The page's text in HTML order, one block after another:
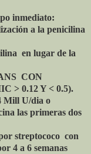
inmediato:
a la penicilina
en lugar de la
CON
> 0.12 Y < 0.5).
Mill U/dia o
las primeras dos
streptococo con
4 a 6 semanas